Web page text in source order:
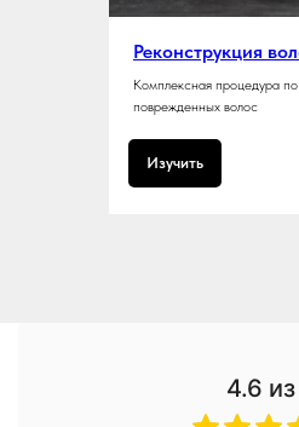
Реконструкция
Комплексная процедура
поврежденных волос
Изучить
4.6